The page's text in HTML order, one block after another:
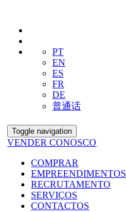
PT
EN
ES
FR
DE
普通话
Toggle navigation
VENDER CONOSCO
COMPRAR
EMPREENDIMENTOS
RECRUTAMENTO
SERVIÇOS
CONTACTOS